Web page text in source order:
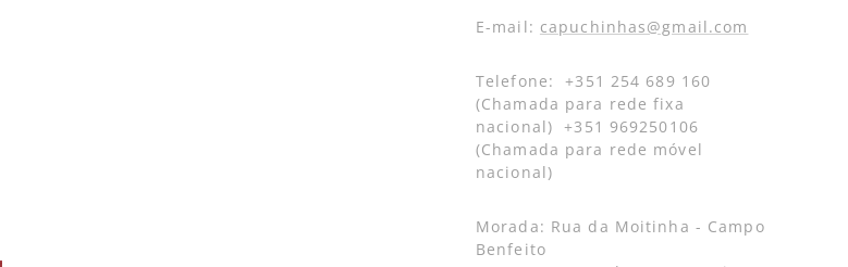
E-mail: capuchinhas@gmail.com
Telefone: +351 254 689 160
(Chamada para rede fixa
nacional) +351 969250106
(Chamada para rede móvel
nacional)
Morada: Rua da Moitinha - Campo
Benfeito